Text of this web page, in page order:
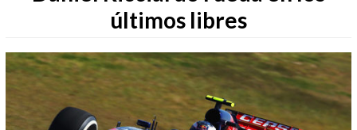
últimos libres